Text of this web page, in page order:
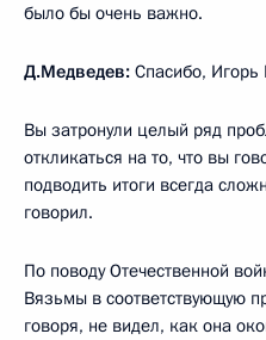
было бы очень важно.
Д.Медведев: Спасибо, Игорь
Вы затронули целый ряд
откликаться на то, что вы
подводить итоги всегда
говорил.
По поводу Отечественной
Вязьмы в соответствующую
говоря, не видел, как она